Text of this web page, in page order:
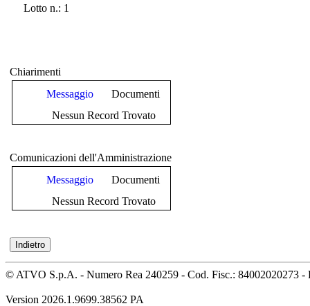
Lotto n.: 1
Chiarimenti
Messaggio
Documenti
Nessun Record Trovato
Comunicazioni dell'Amministrazione
Messaggio
Documenti
Nessun Record Trovato
© ATVO S.p.A. - Numero Rea 240259 - Cod. Fisc.: 84002020273 -
Version 2026.1.9699.38562 PA